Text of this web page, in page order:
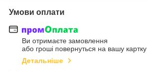
Умови оплати
Ви отримаєте замовлення
або гроші повернуться на вашу картку
Детальніше